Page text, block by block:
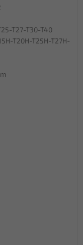
T27-T30-T40
T20H-T25H-T27H-